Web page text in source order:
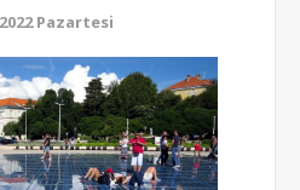
Pazartesi